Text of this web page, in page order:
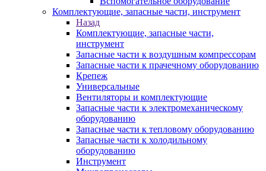
Комплектующие, запасные части, инструмент
Назад
Комплектующие, запасные части,
инструмент
Запасные части к воздушным компрессорам
Запасные части к прачечному оборудованию
Крепеж
Универсальные
Вентиляторы и комплектующие
Запасные части к электромеханическому
оборудованию
Запасные части к тепловому оборудованию
Запасные части к холодильному
оборудованию
Инструмент